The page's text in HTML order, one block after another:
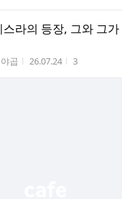
라의 등장, 그와 그가
자
곱 작성시간
26.07.24 조회수
3